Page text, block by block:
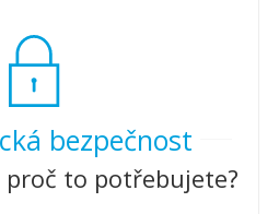
bezpečnost
proč to potřebujete?